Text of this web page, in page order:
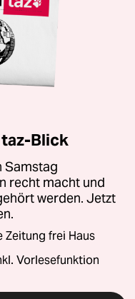
Blick
Samstag
recht macht und
werden. Jetzt
Zeitung frei Haus
Vorlesefunktion